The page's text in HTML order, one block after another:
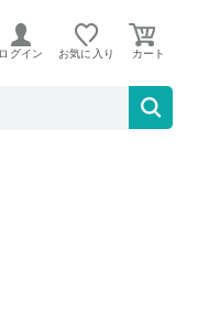
ログイン お気に入り
日葉 粉末 100